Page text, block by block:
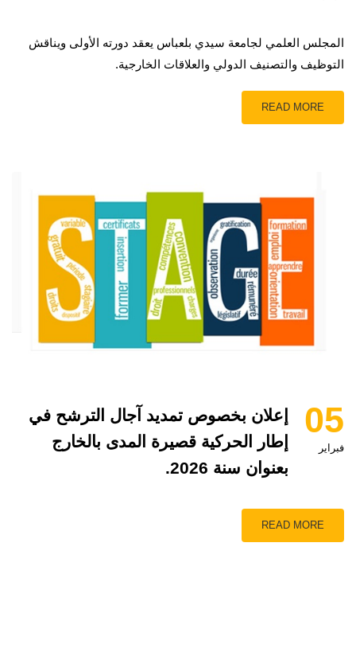
المجلس العلمي لجامعة سيدي بلعباس يعقد دورته الأولى ويناقش
التوظيف والتصنيف الدولي والعلاقات الخارجية.
READ MORE
05
فبراير
إعلان بخصوص تمديد آجال الترشح في
إطار الحركية قصيرة المدى بالخارج
بعنوان سنة 2026.
READ MORE